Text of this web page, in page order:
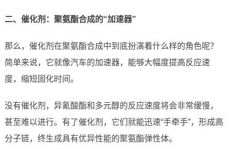
二、催化剂：聚氨酯合成的“加速器”
那么，催化剂在聚氨酯合成中到底扮演着什么样的角色呢？
简单来说，它就像汽车的加速器，能够大幅度提高反应速
度，缩短固化时间。
没有催化剂，异氰酸酯和多元醇的反应速度将会非常缓慢，
甚至难以进行。有了催化剂，它们就能迅速“手牵手”，形成高
分子链，终生成具有优异性能的聚氨酯弹性体。